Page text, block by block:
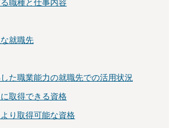
職種と仕事内容
就職先
た職業能力の就職先での活用状況
取得できる資格
り取得可能な資格